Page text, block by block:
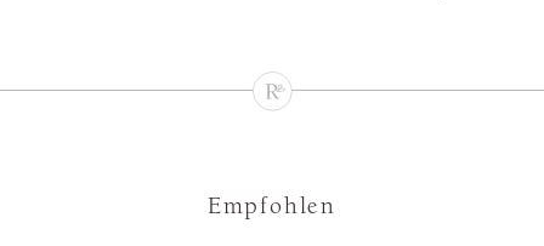
Empfohlen